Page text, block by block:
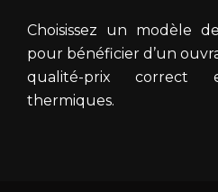
Choisissez un modèle
pour bénéficier d’un
qualité-prix correct
thermiques.